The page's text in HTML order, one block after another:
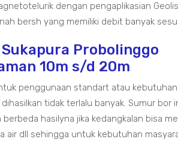
dengan pengaplikasian
bersh yang memiliki debit banyak
Probolinggo
10m s/d 20m
penggunaan standart atau
tidak terlalu banyak. Sumur bor
hasilyna jika kedangkalan bisa
air dll sehingga untuk kebutuhan